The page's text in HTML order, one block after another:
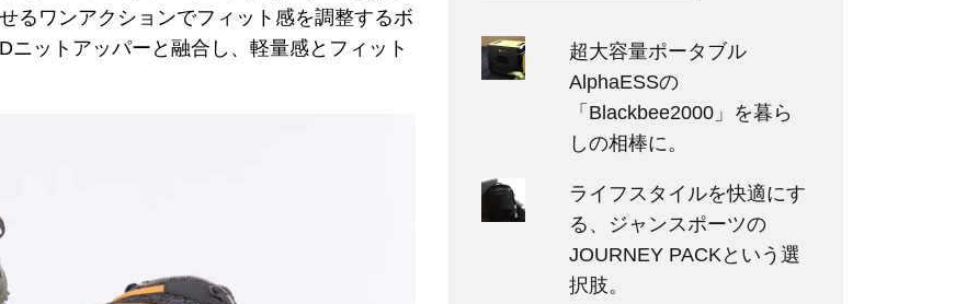
るワンアクションでフィット感を調整するボ
ットアッパーと融合し、軽量感とフィット
超大容量ポータブル
AlphaESSの
「Blackbee2000」を暮ら
しの相棒に。
ライフスタイルを快適にす
る、ジャンスポーツの
JOURNEY PACKという選
択肢。